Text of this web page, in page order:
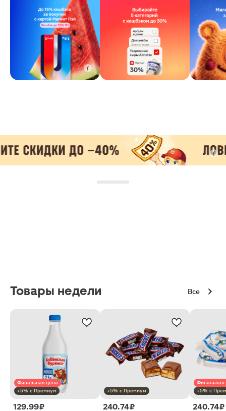
Товары недели Все
Финальная цена
+5% с Премиум
129.99 ₽
+5% с Премиум
240.74 ₽
Финальная
+5% с
240.74 ₽